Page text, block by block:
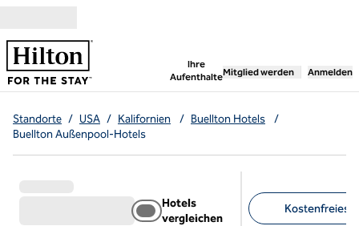
Ihre
Aufenthalte
,öffnet neue
Mitglied werden Anmelden
Standorte / USA / Kalifornien / Buellton Hotels
/
Buellton Außenpool-Hotels
Hotels
vergleichen
Kostenfreies